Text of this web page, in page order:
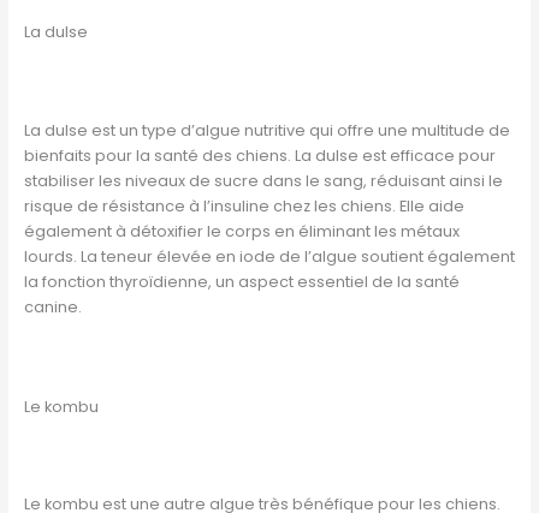
La dulse
La dulse est un type d’algue nutritive qui offre une multitude de
bienfaits pour la santé des chiens. La dulse est efficace pour
stabiliser les niveaux de sucre dans le sang, réduisant ainsi le
risque de résistance à l’insuline chez les chiens. Elle aide
également à détoxifier le corps en éliminant les métaux
lourds. La teneur élevée en iode de l’algue soutient également
la fonction thyroïdienne, un aspect essentiel de la santé
canine.
Le kombu
Le kombu est une autre algue très bénéfique pour les chiens.